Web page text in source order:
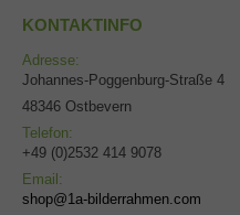
KONTAKTINFO
Adresse:
Johannes-Poggenburg-Straße 4
48346 Ostbevern
Telefon:
+49 (0)2532 414 9078
Email:
shop@1a-bilderrahmen.com